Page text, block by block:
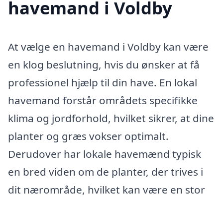
havemand i Voldby
At vælge en havemand i Voldby kan være
en klog beslutning, hvis du ønsker at få
professionel hjælp til din have. En lokal
havemand forstår områdets specifikke
klima og jordforhold, hvilket sikrer, at dine
planter og græs vokser optimalt.
Derudover har lokale havemænd typisk
en bred viden om de planter, der trives i
dit nærområde, hvilket kan være en stor